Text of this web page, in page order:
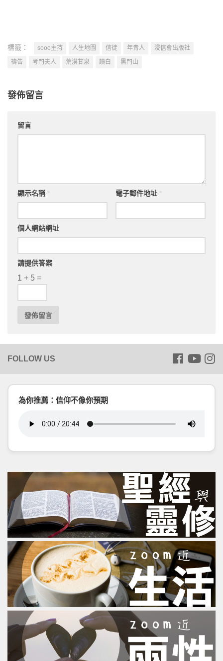
標籤： sooo主持 人生地圖 信徒 年青人
浸信會出版社
禱告
考門夫人 荒漠甘泉 讀白 黑門山
發佈留言
留言
顯示名稱 電子郵件地址
個人網站網址
請提供答案
1 + 5 =
為你推薦：信仰不像你預期